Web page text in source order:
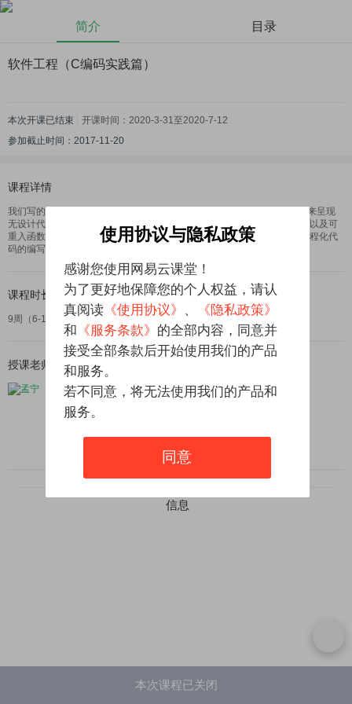
简介 目录
软件工程（C编码实践篇）
本次开课已结束 开课时间： 2020-3-31至2020-7-12
参加截止时间： 2017-11-20
课程详情
我们写的不仅仅是代码！本篇将带您实现一个C语言小项目，通过其演化来呈现
无设计代码、模块化设计的代码、可复用的代码和回调函数等接口设计，以及可
重入函数、线程安全等较深入的设计问题。您可以通过跟随模仿来训练工程化代
码的编写能力，辨识代码的工程质量差异。
课程时长
9周（6-10小时每周）
授课老师
孟宁
一个改行做教书匠的码农
信息
本次课程已关闭
使用协议与隐私政策
感谢您使用网易云课堂！
为了更好地保障您的个人权益，请认
真阅读 《使用协议》 、
《隐私政策》
和 《服务条款》 的全部内容，同意并
接受全部条款后开始使用我们的产品
和服务。
若不同意，将无法使用我们的产品和
服务。
同意